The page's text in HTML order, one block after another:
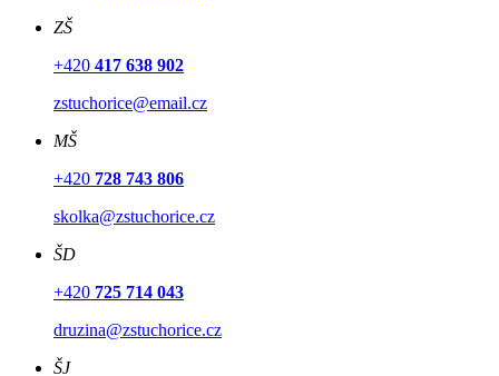
ZŠ
+420 417 638 902
zstuchorice@email.cz
MŠ
+420 728 743 806
skolka@zstuchorice.cz
ŠD
+420 725 714 043
druzina@zstuchorice.cz
ŠJ